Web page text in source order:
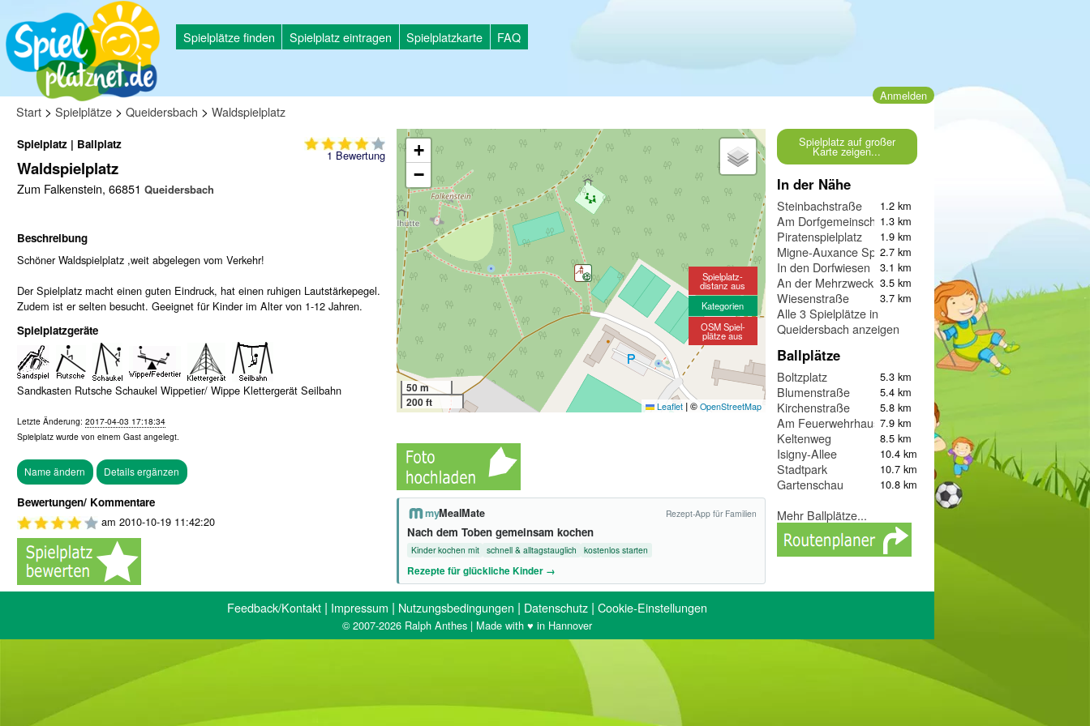
Spielplätze finden Spielplatz eintragen Spielplatzkarte FAQ
Anmelden
Start > Spielplätze > Queidersbach > Waldspielplatz
1Bewertung
Spielplatz | Ballplatz
Waldspielplatz
Zum Falkenstein, 66851 Queidersbach
Beschreibung
Schöner Waldspielplatz ,weit abgelegen vom Verkehr!
Der Spielplatz macht einen guten Eindruck, hat einen ruhigen Lautstärkepegel.
Zudem ist er selten besucht. Geeignet für Kinder im Alter von 1-12 Jahren.
Spielplatzgeräte
Sandkasten Rutsche Schaukel Wippetier/ Wippe Klettergerät Seilbahn
Letzte Änderung: 2017-04-03 17:18:34
Spielplatz wurde von einem Gast angelegt.
Bewertungen/ Kommentare
am 2010-10-19 11:42:20
+
−
50 m
200 ft
Leaflet |© OpenStreetMap
Spielplatz-
distanz aus
Kategorien
OSM Spiel-
plätze aus
myMealMate Rezept-App für Familien
Nach dem Toben gemeinsam kochen
Kinder kochen mit schnell & alltagstauglich kostenlos starten
Rezepte für glückliche Kinder →
Spielplatz auf großer
Karte zeigen...
In der Nähe
Steinbachstraße 1.2 km
Am Dorfgemeinschaftsplatz
1.3 km
Piratenspielplatz 1.9 km
Migne-Auxance Spielplatz
2.7 km
In den Dorfwiesen 3.1 km
An der Mehrzweckhalle3.5 km
Wiesenstraße 3.7 km
Alle 3 Spielplätze in
Queidersbach anzeigen
Ballplätze
Boltzplatz 5.3 km
Blumenstraße 5.4 km
Kirchenstraße 5.8 km
Am Feuerwehrhaus 7.9 km
Keltenweg 8.5 km
Isigny-Allee 10.4 km
Stadtpark 10.7 km
Gartenschau 10.8 km
Mehr Ballplätze...
Feedback/Kontakt | Impressum | Nutzungsbedingungen | Datenschutz | Cookie-Einstellungen
© 2007-2026 Ralph Anthes | Made with ♥ in Hannover